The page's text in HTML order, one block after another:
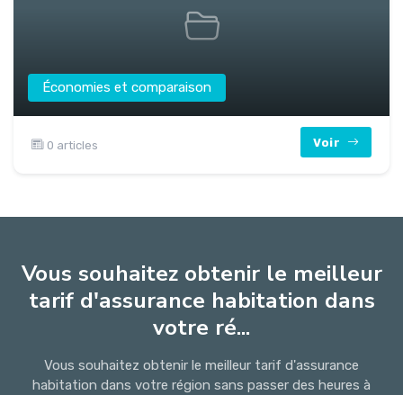
Économies et comparaison
0 articles Voir
Vous souhaitez obtenir le meilleur
tarif d'assurance habitation dans
votre ré...
Vous souhaitez obtenir le meilleur tarif d'assurance
habitation dans votre région sans passer des heures à